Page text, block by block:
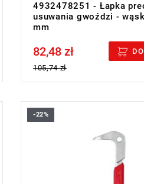
4932478251 - Łapka
usuwania gwoździ -
mm
Price tax included
82,48 zł
105,74 zł
Końcówka do formowania
pozwala na łatwe usuwanie
znacznego uszkadzania
-22%